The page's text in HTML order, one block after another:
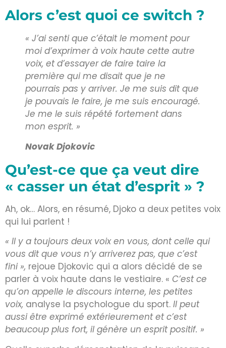
Alors c’est quoi ce switch ?
« J’ai senti que c’était le moment pour
moi d’exprimer à voix haute cette autre
voix, et d’essayer de faire taire la
première qui me disait que je ne
pourrais pas y arriver. Je me suis dit que
je pouvais le faire, je me suis encouragé.
Je me le suis répété fortement dans
mon esprit. »
Novak Djokovic
Qu’est-ce que ça veut dire
« casser un état d’esprit » ?
Ah, ok… Alors, en résumé, Djoko a deux petites voix
qui lui parlent !
« Il y a toujours deux voix en vous, dont celle qui
vous dit que vous n’y arriverez pas, que c’est
fini », rejoue Djokovic qui a alors décidé de se
parler à voix haute dans le vestiaire. « C’est ce
qu’on appelle le discours interne, les petites
voix, analyse la psychologue du sport. Il peut
aussi être exprimé extérieurement et c’est
beaucoup plus fort, il génère un esprit positif. »